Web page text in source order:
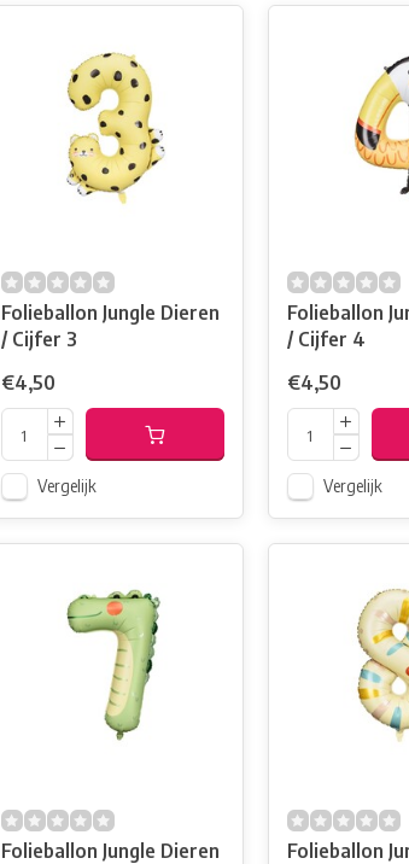
Folieballon Jungle Dieren
/ Cijfer 3
€4,50
Vergelijk
Folieballon
/ Cijfer 4
€4,50
Vergelijk
Folieballon Jungle Dieren
Folieballon